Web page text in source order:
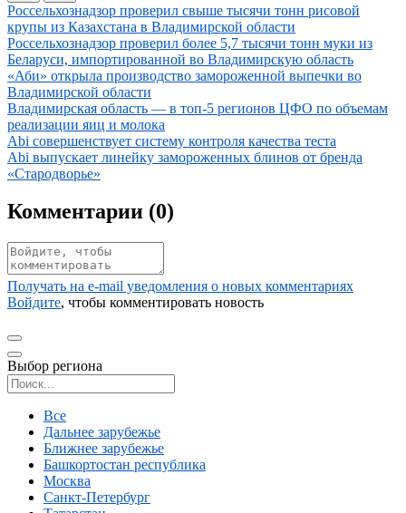
Иллюстрация новости
Россельхознадзор проверил свыше тысячи тонн рисовой
крупы из Казахстана в Владимирской области
Иллюстрация новости
Россельхознадзор проверил более 5,7 тысячи тонн муки из
Беларуси, импортированной во Владимирскую область
Иллюстрация новости
«Аби» открыла производство замороженной выпечки во
Владимирской области
Иллюстрация новости
Владимирская область — в топ-5 регионов ЦФО по объемам
реализации яиц и молока
Иллюстрация новости
Abi совершенствует систему контроля качества теста
Иллюстрация новости
Abi выпускает линейку замороженных блинов от бренда
«Стародворье»
Комментарии (0)
Получать на e‑mail уведомления о новых комментариях
Войдите, чтобы комментировать новость
Выбор региона
Все
Дальнее зарубежье
Ближнее зарубежье
Башкортостан республика
Москва
Санкт-Петербург